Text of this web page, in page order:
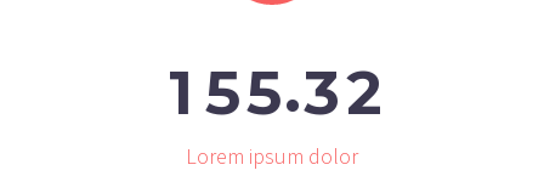
1 55.32
Lorem ipsum dolor